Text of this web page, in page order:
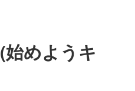
始めようキ